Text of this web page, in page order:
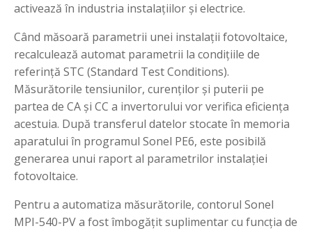
activează în industria instalațiilor și electrice.
Când măsoară parametrii unei instalații fotovoltaice,
recalculează automat parametrii la condițiile de
referință STC (Standard Test Conditions).
Măsurătorile tensiunilor, curenților și puterii pe
partea de CA și CC a invertorului vor verifica eficiența
acestuia. După transferul datelor stocate în memoria
aparatului în programul Sonel PE6, este posibilă
generarea unui raport al parametrilor instalației
fotovoltaice.
Pentru a automatiza măsurătorile, contorul Sonel
MPI-540-PV a fost îmbogățit suplimentar cu funcția de